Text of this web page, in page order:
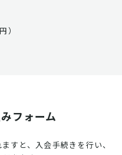
）
フォーム
すと、入会手続きを行い、